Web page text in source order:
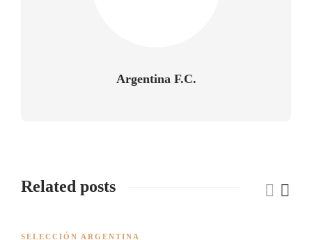
Argentina F.C.
Related posts
SELECCIÓN ARGENTINA